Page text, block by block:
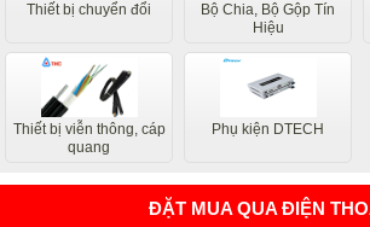
Thiết bị chuyển đổi
Bộ Chia, Bộ Gộp Tín
Hiệu
Thiết bị viễn thông, cáp
quang
Phụ kiện DTECH
ĐẶT MUA QUA ĐIỆN